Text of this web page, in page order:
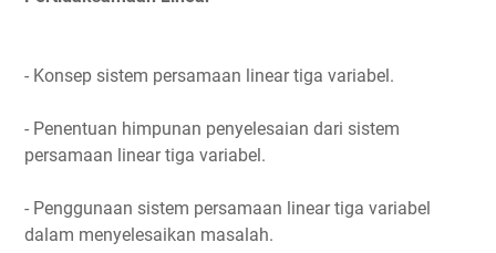
- Konsep sistem persamaan linear tiga variabel.
- Penentuan himpunan penyelesaian dari sistem
persamaan linear tiga variabel.
- Penggunaan sistem persamaan linear tiga variabel
dalam menyelesaikan masalah.